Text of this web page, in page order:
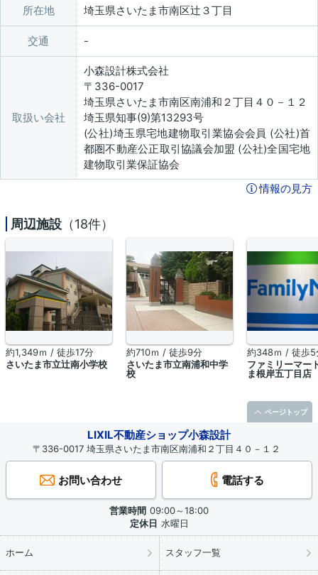
所在地 埼玉県さいたま市南区辻３丁目
交通
取扱い会社
小森設計株式会社
〒336-0017
埼玉県さいたま市南区南浦和２丁目４０－１２
埼玉県知事(9)第13293号
(公社)埼玉県宅地建物取引業協会会員 (公社)首
都圏不動産公正取引協議会加盟 (公社)全国宅地
建物取引業保証協会
情報の見方
周辺施設 （18件）
約1,349ｍ / 徒歩17分
さいたま市立辻南小学校
約710ｍ / 徒歩9分
さいたま市立南浦和中学
校
約348ｍ / 徒歩5
ファミリーマー
ま根岸五丁目店
LIXIL不動産ショップ小森設計
〒336-0017 埼玉県さいたま市南区南浦和２丁目４０－１２
お問い合わせ 電話する
営業時間 09:00～18:00
定休日 水曜日
ホーム スタッフ一覧
ページトップ